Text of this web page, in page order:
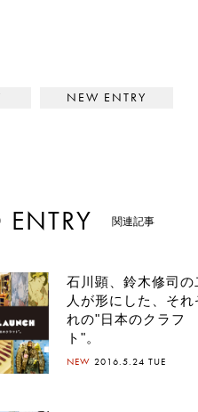
< The Comfort Style
ENTRY 関連記事
石川顕、鈴木修司の
人が形にした、それ
れの"日本のクラフ
ト"。
NEW2016.5.24 TUE